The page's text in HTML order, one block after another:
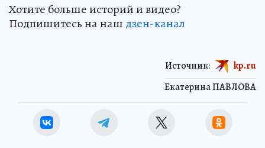
Хотите больше историй и видео?
Подпишитесь на наш дзен-канал
Екатерина ПАВЛОВА
Источник: kp.ru